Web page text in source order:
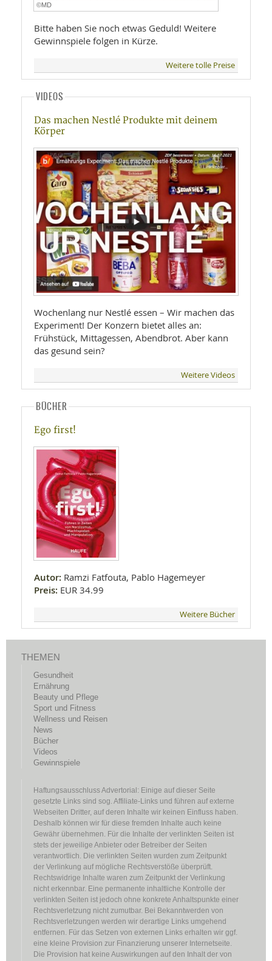
©MD
Bitte haben Sie noch etwas Geduld! Weitere
Gewinnspiele folgen in Kürze.
Weitere tolle Preise
VIDEOS
Das machen Nestlé Produkte mit deinem
Körper
Wochenlang nur Nestlé essen – Wir machen das
Experiment! Der Konzern bietet alles an:
Frühstück, Mittagessen, Abendbrot. Aber kann
das gesund sein?
Weitere Videos
BÜCHER
Ego first!
Autor: Ramzi Fatfouta, Pablo Hagemeyer
Preis: EUR 34.99
Weitere Bücher
THEMEN
Gesundheit
Ernährung
Beauty und Pflege
Sport und Fitness
Wellness und Reisen
News
Bücher
Videos
Gewinnspiele
Haftungsausschluss Advertorial: Einige auf dieser Seite
gesetzte Links sind sog. Affiliate-Links und führen auf externe
Webseiten Dritter, auf deren Inhalte wir keinen Einfluss haben.
Deshalb können wir für diese fremden Inhalte auch keine
Gewähr übernehmen. Für die Inhalte der verlinkten Seiten ist
stets der jeweilige Anbieter oder Betreiber der Seiten
verantwortlich. Die verlinkten Seiten wurden zum Zeitpunkt
der Verlinkung auf mögliche Rechtsverstöße überprüft.
Rechtswidrige Inhalte waren zum Zeitpunkt der Verlinkung
nicht erkennbar. Eine permanente inhaltliche Kontrolle der
verlinkten Seiten ist jedoch ohne konkrete Anhaltspunkte einer
Rechtsverletzung nicht zumutbar. Bei Bekanntwerden von
Rechtsverletzungen werden wir derartige Links umgehend
entfernen. Für das Setzen von externen Links erhalten wir ggf.
eine kleine Provision zur Finanzierung unserer Internetseite.
Die Provision hat keine Auswirkungen auf den Inhalt der von